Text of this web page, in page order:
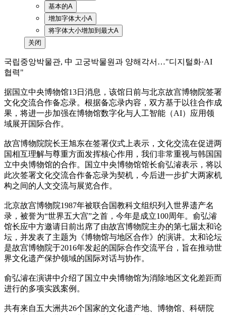
基本的A
增加字体大小A
将字体大小增加到最大A
关闭
국립중앙박물관, 中 고궁박물원과 양해각서…"디지털화·AI
협력"
据国立中央博物馆13日消息，该馆日前与北京故宫博物院签署
文化交流合作备忘录。根据备忘录内容，双方基于以往合作成
果，将进一步加强在博物馆数字化与人工智能（AI）应用领
域展开国际合作。
故宫博物院院长王旭东在签署仪式上表示，文化交流在促进两
国相互理解与尊重方面发挥核心作用，我们非常重视与韩国国
立中央博物馆的合作。国立中央博物馆馆长俞弘濬表示，将以
此次签署文化交流合作备忘录为契机，今后进一步扩大两家机
构之间的人文交流与展览合作。
北京故宫博物院1987年被联合国教科文组织列入世界遗产名
录，被誉为“世界五大宫”之首，今年是成立100周年。俞弘濬
馆长应中方邀请日前出席了由故宫博物院主办的第七届太和论
坛，并发表了主题为《博物馆与地区合作》的演讲。太和论坛
是故宫博物院于2016年发起的国际合作交流平台，旨在推动世
界文化遗产保护领域的国际对话与协作。
俞弘濬在演讲中介绍了国立中央博物馆为消除地区文化差距而
进行的多项实践案例。
共有来自五大洲共26个国家的文化遗产地、博物馆、科研院